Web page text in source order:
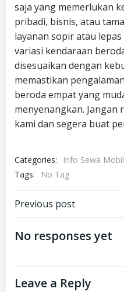
saja yang memerlukan
pribadi, bisnis, atau
layanan sopir atau
variasi kendaraan
disesuaikan dengan
memastikan
beroda empat yang
menyenangkan.
kami dan segera buat
Categories:
Info Sewa Mobil
Tags:
No Tag
Post
navigation
Previous post
No responses yet
Leave a Reply